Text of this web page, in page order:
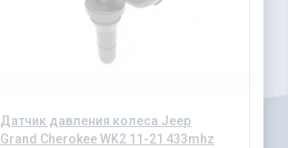
Датчик давления колеса Jeep
Grand Cherokee WK2 11-21 433mhz